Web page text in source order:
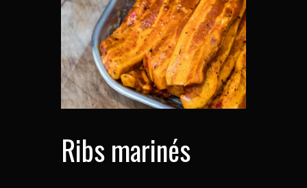
Ribs marinés